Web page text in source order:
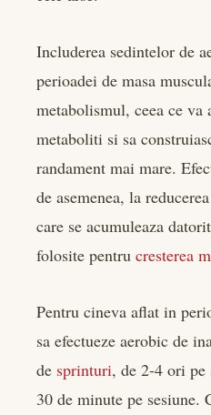
Includerea sedintelor de
perioadei de masa
metabolismul, ceea ce va
metaboliti si sa
randament mai mare.
de asemenea, la
care se acumuleaza
folosite pentru cresterea
Pentru cineva aflat in
sa efectueze aerobic de
de sprinturi, de 2-4 ori pe
30 de minute pe sesiune.